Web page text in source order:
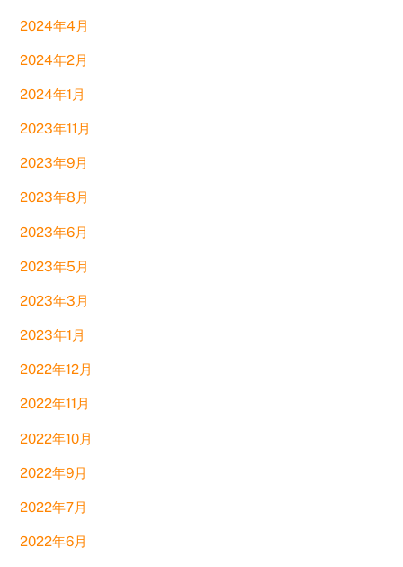
2024年4月
2024年2月
2024年1月
2023年11月
2023年9月
2023年8月
2023年6月
2023年5月
2023年3月
2023年1月
2022年12月
2022年11月
2022年10月
2022年9月
2022年7月
2022年6月